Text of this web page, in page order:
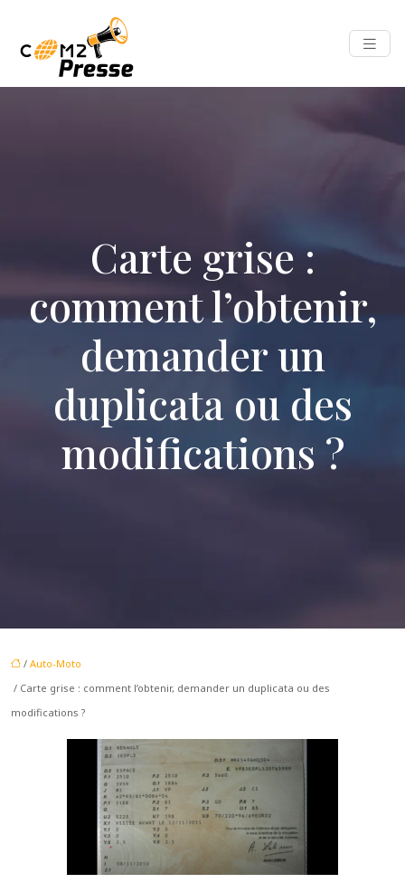
Carte grise :
comment l’obtenir,
demander un
duplicata ou des
modifications ?
/ Auto-Moto
/ Carte grise : comment l’obtenir, demander un duplicata ou des
modifications ?